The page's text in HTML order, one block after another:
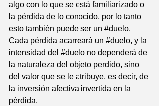
algo con lo que se está familiarizado o
la pérdida de lo conocido, por lo tanto
esto también puede ser un #duelo.
Cada pérdida acarreará un #duelo, y la
intensidad del #duelo no dependerá de
la naturaleza del objeto perdido, sino
del valor que se le atribuye, es decir, de
la inversión afectiva invertida en la
pérdida.